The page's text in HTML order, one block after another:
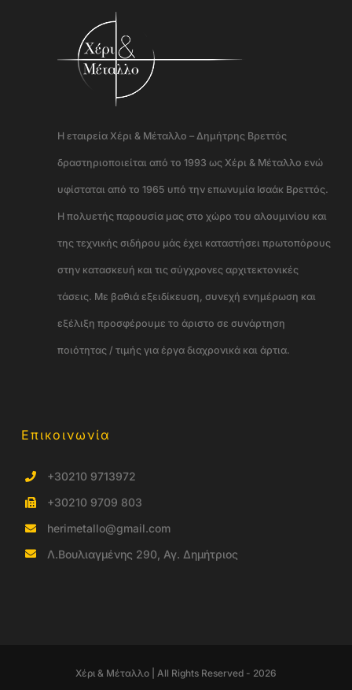
Η εταιρεία Χέρι & Μέταλλο – Δημήτρης Βρεττός
δραστηριοποιείται από το 1993 ως Χέρι & Μέταλλο ενώ
υφίσταται από το 1965 υπό την επωνυμία Ισαάκ Βρεττός.
Η πολυετής παρουσία μας στο χώρο του αλουμινίου και
της τεχνικής σιδήρου μάς έχει καταστήσει πρωτοπόρους
στην κατασκευή και τις σύγχρονες αρχιτεκτονικές
τάσεις. Με βαθιά εξειδίκευση, συνεχή ενημέρωση και
εξέλιξη προσφέρουμε το άριστο σε συνάρτηση
ποιότητας / τιμής για έργα διαχρονικά και άρτια.
Επικοινωνία
+30210 9713972
+30210 9709 803
herimetallo@gmail.com
Λ.Βουλιαγμένης 290, Αγ. Δημήτριος
Χέρι & Μέταλλο | All Rights Reserved - 2026